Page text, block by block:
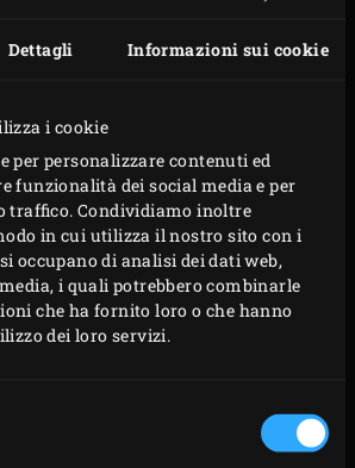
Dettagli Informazioni sui cookie
i cookie
per personalizzare contenuti ed
funzionalità dei social media e per
traffico. Condividiamo inoltre
in cui utilizza il nostro sito con i
occupano di analisi dei dati web,
i quali potrebbero combinarle
che ha fornito loro o che hanno
dei loro servizi.
i semi di senape, i semi di finocchio e il
macina spezie, un macinino da
e pestello.
ingredienti per il rub e conservare in
sigillato fino al momento dell’uso.
l’articolo ‘Come preparare il tuo rub
rub e ingredienti specifici come carne,